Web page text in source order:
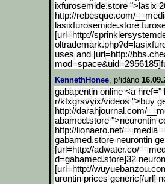
ixfurosemide.store ">lasix
http://rebesque.com/__med
lasixfurosemide.store
[url=http://sprinklersyst
uses and [url=http://
KennethHonee, přidáno
gabapentin online <a
r/ktxgrsvyix/videos ">buy
http://darahjournal.com/
abamed.store ">neurontin
http://lionaero.net/__med
gabamed.store neurontin
[url=http://adwater.co/__
d=gabamed.store]32
[url=http://
urontin prices generic[/url]